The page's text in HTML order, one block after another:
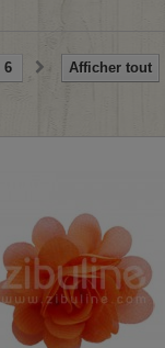
Afficher tout
6